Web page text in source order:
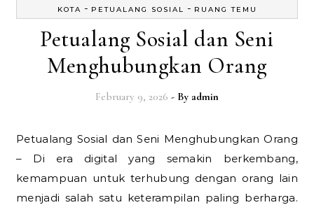
KOTA - PETUALANG SOSIAL - RUANG TEMU
Petualang Sosial dan Seni
Menghubungkan Orang
February 9, 2026 - By admin
Petualang Sosial dan Seni Menghubungkan Orang
– Di era digital yang semakin berkembang,
kemampuan untuk terhubung dengan orang lain
menjadi salah satu keterampilan paling berharga.